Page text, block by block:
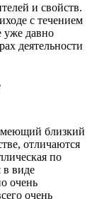
и свойств.
с течением
уже давно
деятельности
близкий
отличаются
по
в виде
очень
очень